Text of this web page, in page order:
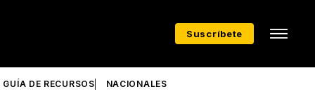
Suscríbete
GUÍA DE RECURSOS NACIONALES